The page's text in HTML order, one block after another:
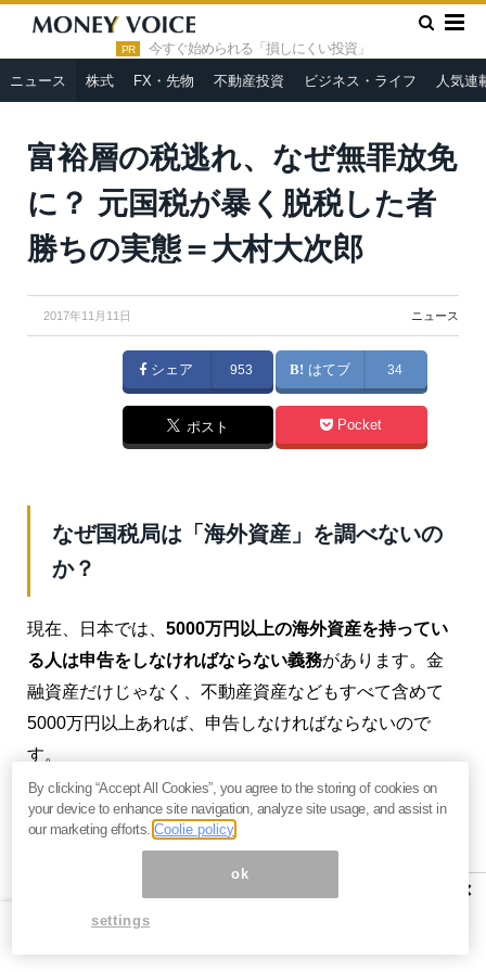
PR 今すぐ始められる「損しにくい投資」
ニュース 株式 FX・先物 不動産投資 ビジネス・ライフ 人気連
HOME » ニュース »
富裕層の税逃れ、なぜ無罪放免に？ 元国
税が暴く脱税した者勝ちの実態＝大村大次郎
富裕層の税逃れ、なぜ無罪放免
に？ 元国税が暴く脱税した者
勝ちの実態＝大村大次郎
2017年11月11日 ニュース
シェア 953 はてブ 34
ポスト Pocket
なぜ国税局は「海外資産」を調べないの
か？
現在、日本では、 5000万円以上の海外資産を持ってい
る人は申告をしなければならない義務があります。金
融資産だけじゃなく、不動産資産などもすべて含めて
5000万円以上あれば、申告しなければならないので
す。
しかし、この申告をしている人は、現在のところわず
か8000人しかいないのです。
2016年末の世界的金融機関のクレディ・スイスの発表
によると、日本には100万ドル以上の資産を持ついわゆ
×
By clicking “Accept All Cookies”, you agree to the storing of cookies on
your device to enhance site navigation, analyze site usage, and assist in
our marketing efforts.Coolie policy
ok
settings